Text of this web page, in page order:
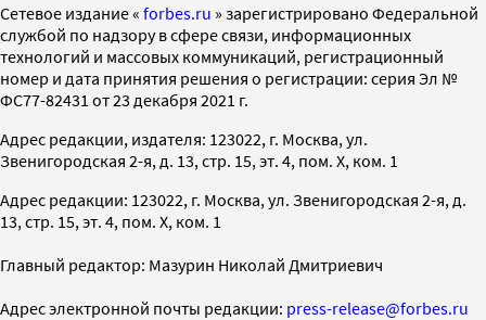
Cетевое издание « forbes.ru » зарегистрировано Федеральной
службой по надзору в сфере связи, информационных
технологий и массовых коммуникаций, регистрационный
номер и дата принятия решения о регистрации: серия Эл №
ФС77-82431 от 23 декабря 2021 г.
Адрес редакции, издателя: 123022, г. Москва, ул.
Звенигородская 2-я, д. 13, стр. 15, эт. 4, пом. X, ком. 1
Адрес редакции: 123022, г. Москва, ул. Звенигородская 2-я, д.
13, стр. 15, эт. 4, пом. X, ком. 1
Главный редактор: Мазурин Николай Дмитриевич
Адрес электронной почты редакции: press-release@forbes.ru